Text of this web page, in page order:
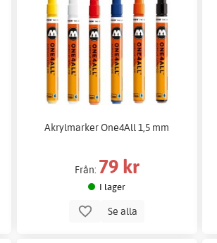
Akrylmarker One4All 1,5 mm
Från: 79 kr
I lager
Se alla